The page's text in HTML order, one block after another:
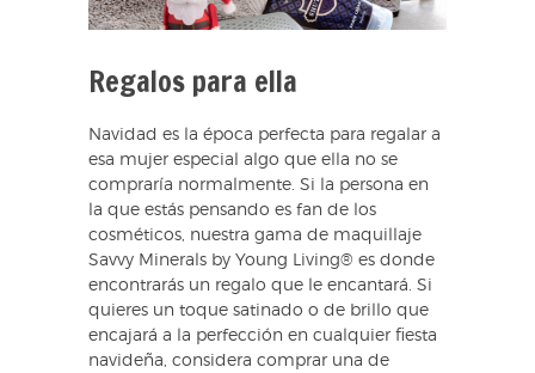
Regalos para ella
Navidad es la época perfecta para regalar a
esa mujer especial algo que ella no se
compraría normalmente. Si la persona en
la que estás pensando es fan de los
cosméticos, nuestra gama de maquillaje
Savvy Minerals by Young Living® es donde
encontrarás un regalo que le encantará. Si
quieres un toque satinado o de brillo que
encajará a la perfección en cualquier fiesta
navideña, considera comprar una de